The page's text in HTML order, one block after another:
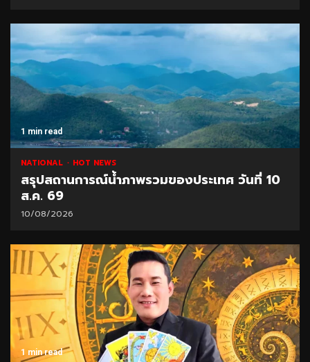
1 min read
NATIONAL HOT NEWS
สรุปสถานการณ์น้ำภาพรวมของประเทศ วันที่ 10
ส.ค. 69
10/08/2026
1 min read